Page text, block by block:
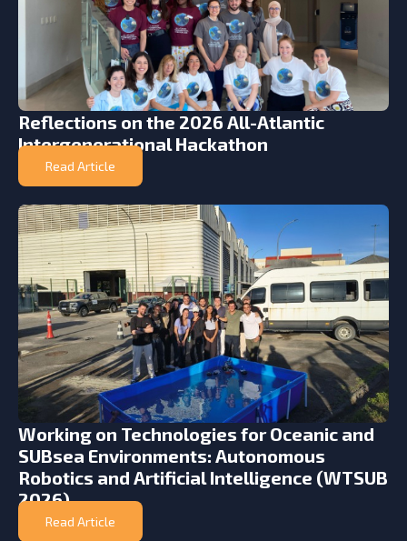
Reflections on the 2026 All-Atlantic
Intergenerational Hackathon
Read Article
Working on Technologies for Oceanic and
SUBsea Environments: Autonomous
Robotics and Artificial Intelligence (WTSUB
2026)
Read Article